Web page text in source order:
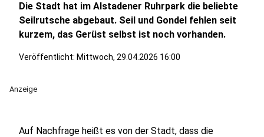
Die Stadt hat im Alstadener Ruhrpark die beliebte
Seilrutsche abgebaut. Seil und Gondel fehlen seit
kurzem, das Gerüst selbst ist noch vorhanden.
Veröffentlicht: Mittwoch, 29.04.2026 16:00
Anzeige
Auf Nachfrage heißt es von der Stadt, dass die